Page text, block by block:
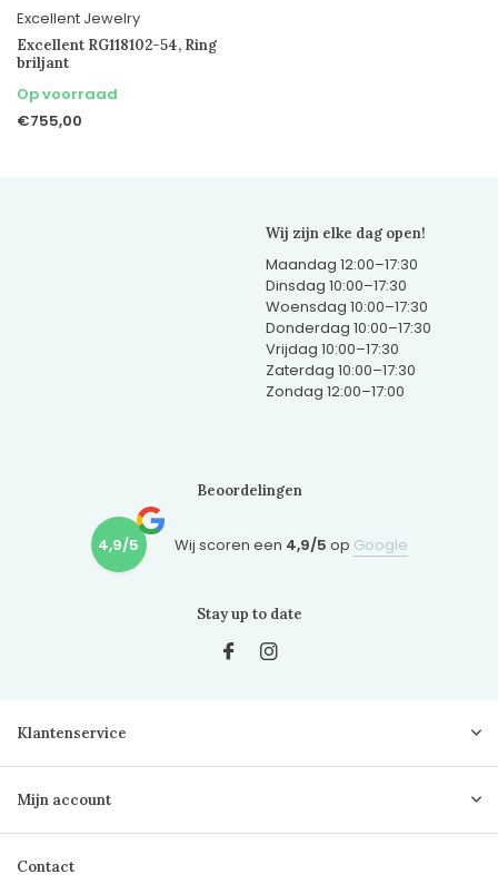
Excellent Jewelry
Excellent RG118102-54, Ring
briljant
Op voorraad
€755,00
Wij zijn elke dag open!
Maandag 12:00–17:30
Dinsdag 10:00–17:30
Woensdag 10:00–17:30
Donderdag 10:00–17:30
Vrijdag 10:00–17:30
Zaterdag 10:00–17:30
Zondag 12:00–17:00
Beoordelingen
4,9/5 Wij scoren een 4,9/5 op Google
Stay up to date
Klantenservice
Mijn account
Contact